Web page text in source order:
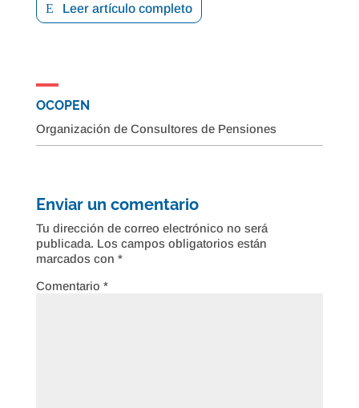
Leer artículo completo
OCOPEN
Organización de Consultores de Pensiones
Enviar un comentario
Tu dirección de correo electrónico no será
publicada. Los campos obligatorios están
marcados con *
Comentario *